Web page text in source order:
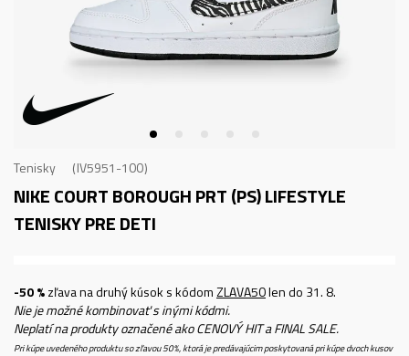
Tenisky IV5951-100
NIKE COURT BOROUGH PRT (PS)LIFESTYLE
TENISKY PRE DETI
-50 %zľava na druhý kúsok s kódomZLAVA50len do 31. 8.
Nie je možné kombinovať s inými kódmi.
Neplatí na produkty označené ako CENOVÝ HIT a FINAL SALE.
Pri kúpe uvedeného produktu so zľavou 50%, ktorá je predávajúcim poskytovaná pri kúpe dvoch kusov